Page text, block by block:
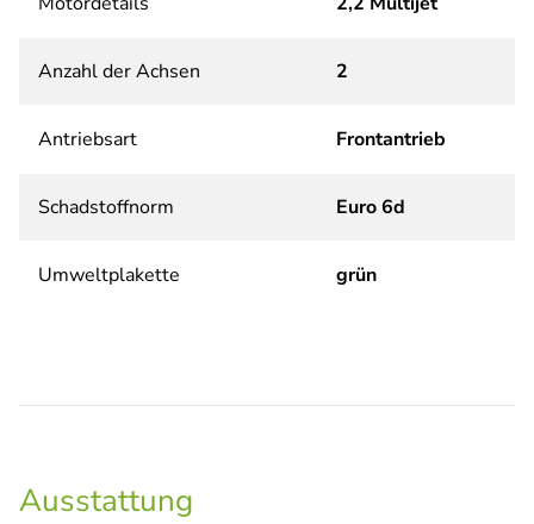
Anzahl der Achsen 2
Antriebsart Frontantrieb
Schadstoffnorm Euro 6d
Umweltplakette grün
Ausstattung